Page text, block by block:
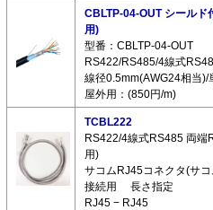
CBLTP-04-OUT シールド
用)
型番：CBLTP-04-OUT
RS422/RS485/4線式
線径0.5mm(AWG24相当
屋外用：(850円/m)
TCBL222
RS422/4線式RS485 両端
用)
サコムRJ45コネクタ(サ
接続用 長さ指定
RJ45 − RJ45